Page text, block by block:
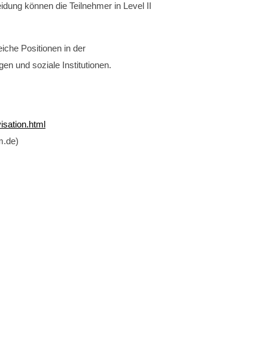
können die Teilnehmer in Level II
Positionen in der
und soziale Institutionen.